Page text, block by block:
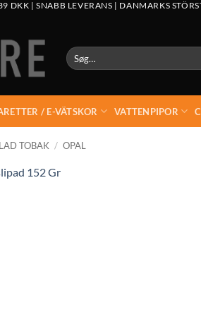
DKK | SNABB LEVERANS | DANMARKS
Søg
efter:
/ E-VÄTSKOR VATTENPIPOR
TOBAK / OPAL